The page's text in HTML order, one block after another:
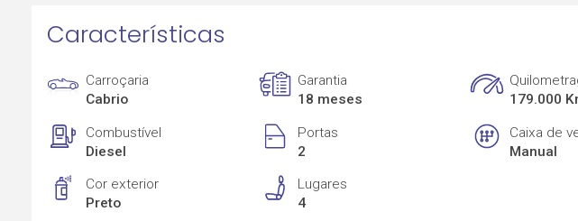
Características
Carroçaria
Cabrio
Garantia
18 meses
179.000
Combustível
Diesel
Portas
2
Caixa de
Manual
Cor exterior
Preto
Lugares
4